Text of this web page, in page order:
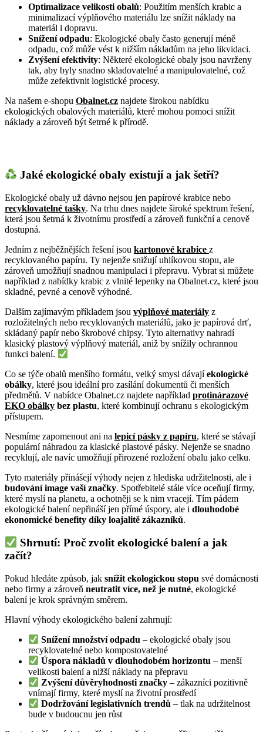
Optimalizace velikosti obalů: Použitím menších krabic a
minimalizací výplňového materiálu lze snížit náklady na
materiál i dopravu.
Snížení odpadu: Ekologické obaly často generují méně
odpadu, což může vést k nižším nákladům na jeho likvidaci.
Zvýšení efektivity: Některé ekologické obaly jsou navrženy
tak, aby byly snadno skladovatelné a manipulovatelné, což
může zefektivnit logistické procesy.
Na našem e-shopu Obalnet.cz najdete širokou nabídku
ekologických obalových materiálů, které mohou pomoci snížit
náklady a zároveň být šetrné k přírodě.
Jaké ekologické obaly existují a jak šetří?
Ekologické obaly už dávno nejsou jen papírové krabice nebo
recyklovatelné tašky. Na trhu dnes najdete široké spektrum řešení,
která jsou šetrná k životnímu prostředí a zároveň funkční a cenově
dostupná.
Jedním z nejběžnějších řešení jsou kartonové krabice z
recyklovaného papíru. Ty nejenže snižují uhlíkovou stopu, ale
zároveň umožňují snadnou manipulaci i přepravu. Vybrat si můžete
například z nabídky krabic z vlnité lepenky na Obalnet.cz, které jsou
skladné, pevné a cenově výhodné.
Dalším zajímavým příkladem jsou výplňové materiály z
rozložitelných nebo recyklovaných materiálů, jako je papírová drť,
skládaný papír nebo škrobové chipsy. Tyto alternativy nahradí
klasický plastový výplňový materiál, aniž by snížily ochrannou
funkci balení.
Co se týče obalů menšího formátu, velký smysl dávajíekologické
obálky, které jsou ideální pro zasílání dokumentů či menších
předmětů. V nabídce Obalnet.cz najdete například protinárazové
EKO obálky bez plastu, které kombinují ochranu s ekologickým
přístupem.
Nesmíme zapomenout ani na lepicí pásky z papíru, které se stávají
populární náhradou za klasické plastové pásky. Nejenže se snadno
recyklují, ale navíc umožňují přirozené rozložení obalu jako celku.
Tyto materiály přinášejí výhody nejen z hlediska udržitelnosti, ale i
budování image vaší značky. Spotřebitelé stále více oceňují firmy,
které myslí na planetu, a ochotněji se k nim vracejí. Tím pádem
ekologické balení nepřináší jen přímé úspory, ale i dlouhodobé
ekonomické benefity díky loajalitě zákazníků.
Shrnutí: Proč zvolit ekologické balení a jak
začít?
Pokud hledáte způsob, jak snížit ekologickou stopu své domácnosti
nebo firmy a zároveň neutratit více, než je nutné, ekologické
balení je krok správným směrem.
Hlavní výhody ekologického balení zahrnují:
Snížení množství odpadu – ekologické obaly jsou
recyklovatelné nebo kompostovatelné
Úspora nákladů v dlouhodobém horizontu – menší
velikosti balení a nižší náklady na přepravu
Zvýšení důvěryhodnosti značky – zákazníci pozitivně
vnímají firmy, které myslí na životní prostředí
Dodržování legislativních trendů – tlak na udržitelnost
bude v budoucnu jen růst